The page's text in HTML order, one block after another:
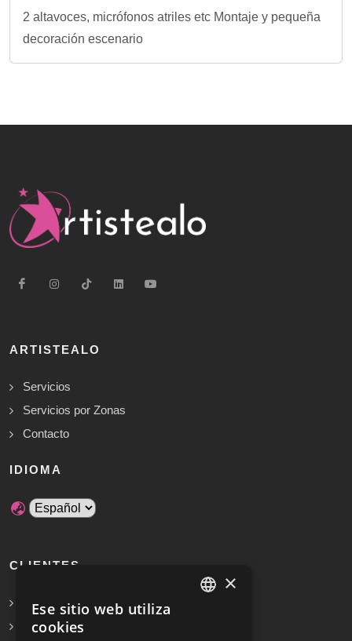
2 altavoces, micrófonos atriles etc Montaje y pequeña
decoración escenario
ARTISTEALO
Servicios
Servicios por Zonas
Contacto
IDIOMA
CLIENTES
Solicita Presupuesto Gratis
Preguntas frecuentes
×
Ese sitio web utiliza
cookies